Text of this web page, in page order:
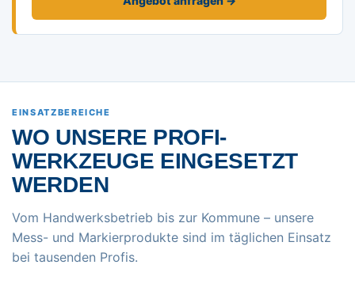
EINSATZBEREICHE
WO UNSERE PROFI-
WERKZEUGE EINGESETZT
WERDEN
Vom Handwerksbetrieb bis zur Kommune – unsere
Mess- und Markierprodukte sind im täglichen Einsatz
bei tausenden Profis.